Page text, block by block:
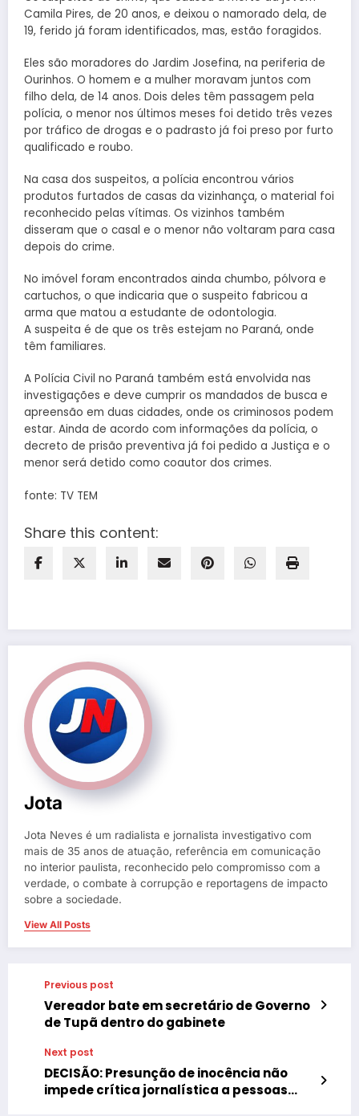
Camila Pires, de 20 anos, e deixou o namorado dela, de
19, ferido já foram identificados, mas, estão foragidos.
Eles são moradores do Jardim Josefina, na periferia de
Ourinhos. O homem e a mulher moravam juntos com
filho dela, de 14 anos. Dois deles têm passagem pela
polícia, o menor nos últimos meses foi detido três vezes
por tráfico de drogas e o padrasto já foi preso por furto
qualificado e roubo.
Na casa dos suspeitos, a polícia encontrou vários
produtos furtados de casas da vizinhança, o material foi
reconhecido pelas vítimas. Os vizinhos também
disseram que o casal e o menor não voltaram para casa
depois do crime.
No imóvel foram encontrados ainda chumbo, pólvora e
cartuchos, o que indicaria que o suspeito fabricou a
arma que matou a estudante de odontologia.
A suspeita é de que os três estejam no Paraná, onde
têm familiares.
A Polícia Civil no Paraná também está envolvida nas
investigações e deve cumprir os mandados de busca e
apreensão em duas cidades, onde os criminosos podem
estar. Ainda de acordo com informações da polícia, o
decreto de prisão preventiva já foi pedido a Justiça e o
menor será detido como coautor dos crimes.
fonte: TV TEM
Share this content:
Jota
Jota Neves é um radialista e jornalista investigativo com
mais de 35 anos de atuação, referência em comunicação
no interior paulista, reconhecido pelo compromisso com a
verdade, o combate à corrupção e reportagens de impacto
sobre a sociedade.
View All Posts
Previous post
Vereador bate em secretário de Governo
de Tupã dentro do gabinete
Next post
DECISÃO: Presunção de inocência não
impede crítica jornalística a pessoas